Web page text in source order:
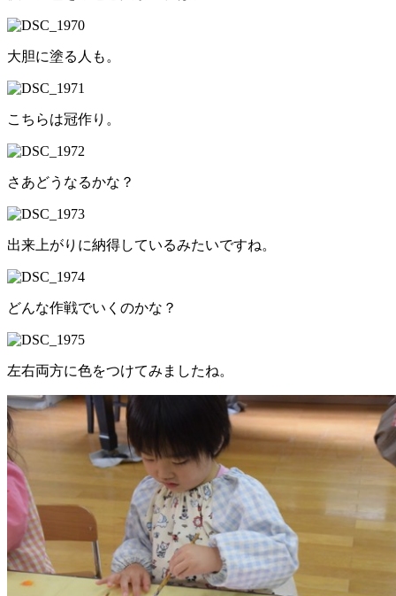
大胆に塗る人も。
こちらは冠作り。
さあどうなるかな？
出来上がりに納得しているみたいですね。
どんな作戦でいくのかな？
左右両方に色をつけてみましたね。